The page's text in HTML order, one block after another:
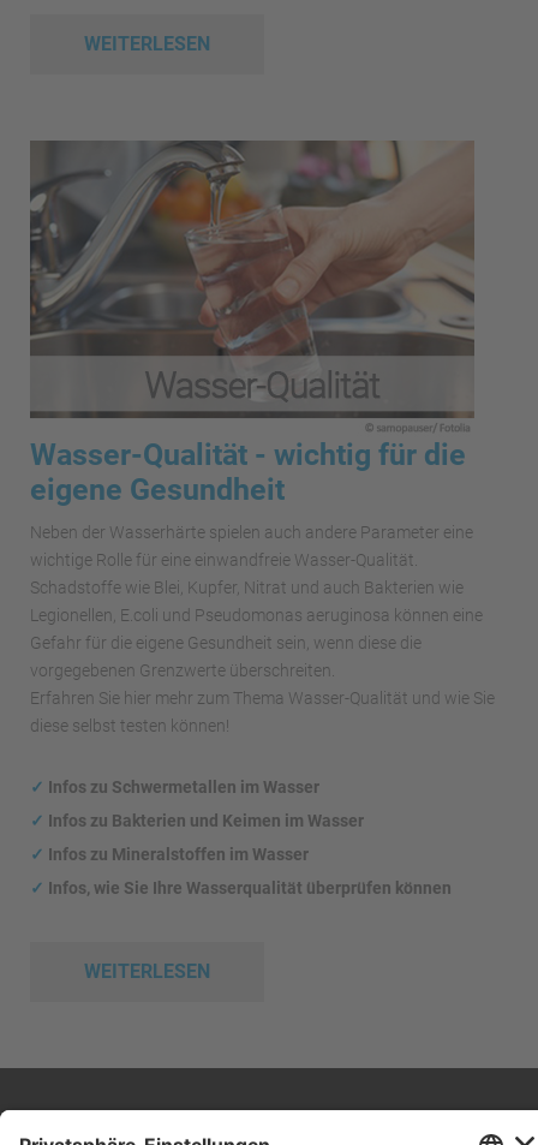
WEITERLESEN
Wasser-Qualität - wichtig für die
eigene Gesundheit
Neben der Wasserhärte spielen auch andere Parameter eine
wichtige Rolle für eine einwandfreie Wasser-Qualität.
Schadstoffe wie Blei, Kupfer, Nitrat und auch Bakterien wie
Legionellen, E.coli und Pseudomonas aeruginosa können eine
Gefahr für die eigene Gesundheit sein, wenn diese die
vorgegebenen Grenzwerte überschreiten.
Erfahren Sie hier mehr zum Thema Wasser-Qualität und wie Sie
diese selbst testen können!
✓ Infos zu Schwermetallen im Wasser
✓ Infos zu Bakterien und Keimen im Wasser
✓ Infos zu Mineralstoffen im Wasser
✓ Infos, wie Sie Ihre Wasserqualität überprüfen können
WEITERLESEN